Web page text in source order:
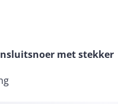
met stekker